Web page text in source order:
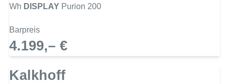
Wh DISPLAY Purion 200
Barpreis
4.199,– €
Kalkhoff